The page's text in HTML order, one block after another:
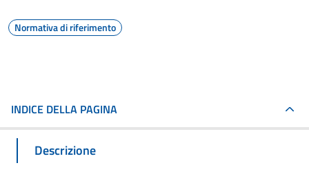
Normativa di riferimento
INDICE DELLA PAGINA
Descrizione